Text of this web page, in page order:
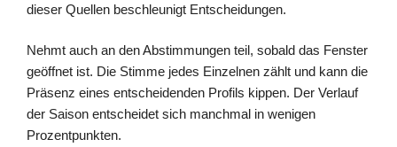
dieser Quellen beschleunigt Entscheidungen.
Nehmt auch an den Abstimmungen teil, sobald das Fenster
geöffnet ist. Die Stimme jedes Einzelnen zählt und kann die
Präsenz eines entscheidenden Profils kippen. Der Verlauf
der Saison entscheidet sich manchmal in wenigen
Prozentpunkten.